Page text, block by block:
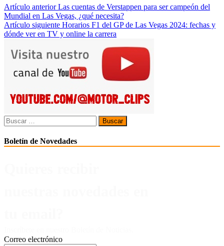
Navegación
de
entradas
Artículo anterior Las cuentas de Verstappen para ser campeón del
Mundial en Las Vegas, ¿qué necesita?
Artículo siguiente Horarios F1 del GP de Las Vegas 2024: fechas y
dónde ver en TV y online la carrera
Buscar:
Boletín de Novedades
Correo electrónico